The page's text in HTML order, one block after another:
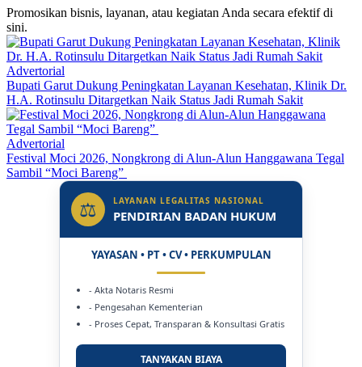
Promosikan bisnis, layanan, atau kegiatan Anda secara efektif di
sini.
Advertorial
Bupati Garut Dukung Peningkatan Layanan Kesehatan, Klinik Dr.
H.A. Rotinsulu Ditargetkan Naik Status Jadi Rumah Sakit
Advertorial
Festival Moci 2026, Nongkrong di Alun-Alun Hanggawana Tegal
Sambil “Moci Bareng”
⚖ LAYANAN LEGALITAS NASIONAL
PENDIRIAN BADAN HUKUM
YAYASAN • PT • CV • PERKUMPULAN
- Akta Notaris Resmi
- Pengesahan Kementerian
- Proses Cepat, Transparan & Konsultasi Gratis
TANYAKAN BIAYA